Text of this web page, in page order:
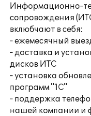
Информационно-
сопровождения
вклюбчают в себя:
- ежемесячный
- доставка и
дисков ИТС
- установка
программ "1С"
- поддержка
нашей компании и